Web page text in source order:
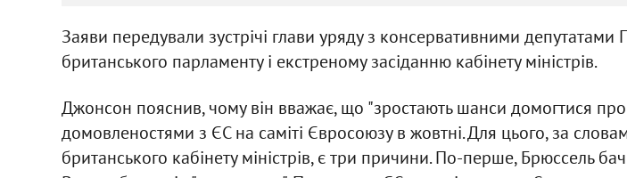
Заяви передували зустрічі глави уряду з консервативними депутатами
британського парламенту і екстреному засіданню кабінету міністрів.
Джонсон пояснив, чому він вважає, що "зростають шанси домогтися
домовленостями з ЄС на саміті Євросоюзу в жовтні. Для цього, за
британського кабінету міністрів, є три причини. По-перше, Брюссель